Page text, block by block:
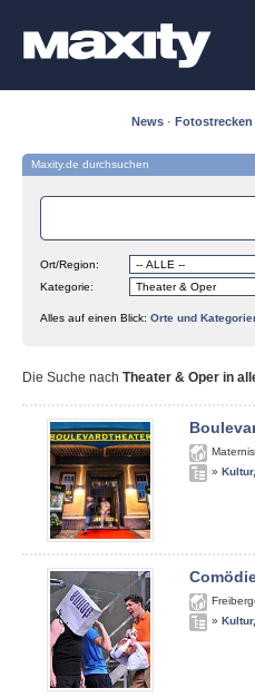
News · Fotostrecken
Maxity.de durchsuchen
Ort/Region:
Kategorie:
Alles auf einen Blick: Orte und
Die Suche nach Theater & Oper in
»
»